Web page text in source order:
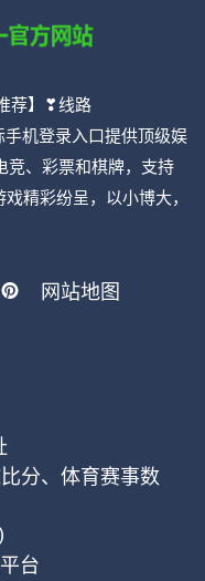
荐】❣线路
手机登录入口提供顶级娱
竞、彩票和棋牌，支持
精彩纷呈，以小博大，
网站地图
分、体育赛事数
台